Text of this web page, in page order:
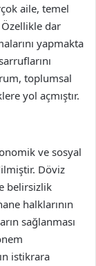
aile, temel
Özellikle dar
yapmakta
toplumsal
yol açmıştır.
ve sosyal
Döviz
belirsizlik
halklarının
sağlanması
istikrara